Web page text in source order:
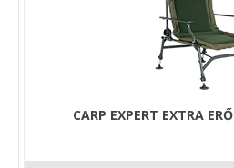
teherbírással és kényelmi részekkel
mindazoknak, akiknek elegük van a
CARP EXPERT EXTRA